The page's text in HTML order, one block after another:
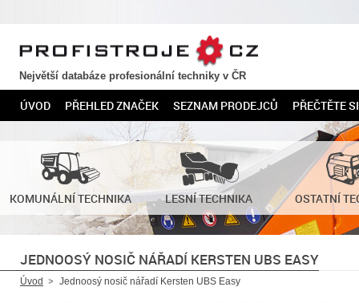
PROFISTROJE.CZ
Největší databáze profesionální techniky v ČR
ÚVOD PŘEHLED ZNAČEK SEZNAM PRODEJCŮ PŘEČTĚTE SI
KOMUNÁLNÍ TECHNIKA LESNÍ TECHNIKA OSTATNÍ
JEDNOOSÝ NOSIČ NÁŘADÍ KERSTEN UBS EASY
Úvod Jednoosý nosič nářadí Kersten UBS Easy